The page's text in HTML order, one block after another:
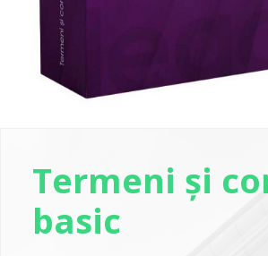
Termeni și
basic